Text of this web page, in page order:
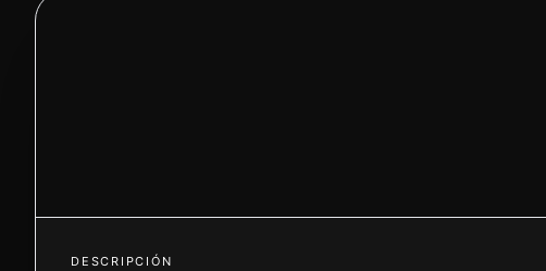
DESCRIPCIÓN